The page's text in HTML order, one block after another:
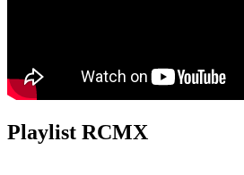
Playlist RCMX